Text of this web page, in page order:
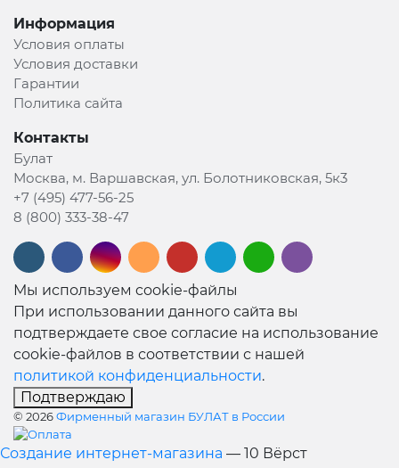
Информация
Условия оплаты
Условия доставки
Гарантии
Политика сайта
Контакты
Булат
Москва, м. Варшавская, ул. Болотниковская, 5к3
+7 (495) 477-56-25
8 (800) 333-38-47
Мы используем cookie-файлы
При использовании данного сайта вы
подтверждаете свое согласие на использование
cookie-файлов в соответствии с нашей
политикой конфиденциальности.
Подтверждаю
© 2026Фирменный магазин БУЛАТ в России
Создание интернет-магазина — 10 Вёрст